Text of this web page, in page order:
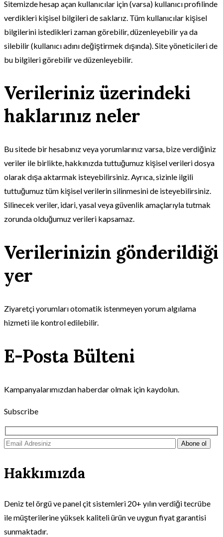
Sitemizde hesap açan kullanıcılar için (varsa) kullanıcı profilinde
verdikleri kişisel bilgileri de saklarız. Tüm kullanıcılar kişisel
bilgilerini istedikleri zaman görebilir, düzenleyebilir ya da
silebilir (kullanıcı adını değiştirmek dışında). Site yöneticileri de
bu bilgileri görebilir ve düzenleyebilir.
Verileriniz üzerindeki
haklarınız neler
Bu sitede bir hesabınız veya yorumlarınız varsa, bize verdiğiniz
veriler ile birlikte, hakkınızda tuttuğumuz kişisel verileri dosya
olarak dışa aktarmak isteyebilirsiniz. Ayrıca, sizinle ilgili
tuttuğumuz tüm kişisel verilerin silinmesini de isteyebilirsiniz.
Silinecek veriler, idari, yasal veya güvenlik amaçlarıyla tutmak
zorunda olduğumuz verileri kapsamaz.
Verilerinizin gönderildiği
yer
Ziyaretçi yorumları otomatik istenmeyen yorum algılama
hizmeti ile kontrol edilebilir.
E-Posta Bülteni
Kampanyalarımızdan haberdar olmak için kaydolun.
Subscribe
Abone ol
Hakkımızda
Deniz tel örgü ve panel çit sistemleri 20+ yılın verdiği tecrübe
ile müşterilerine yüksek kaliteli ürün ve uygun fiyat garantisi
sunmaktadır.